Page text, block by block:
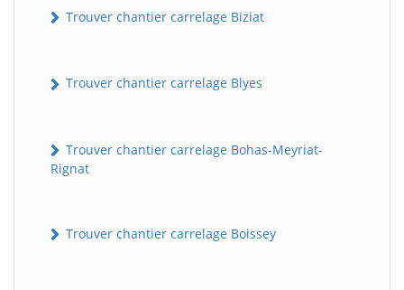
Trouver chantier carrelage Biziat
Trouver chantier carrelage Blyes
Trouver chantier carrelage Bohas-Meyriat-
Rignat
Trouver chantier carrelage Boissey